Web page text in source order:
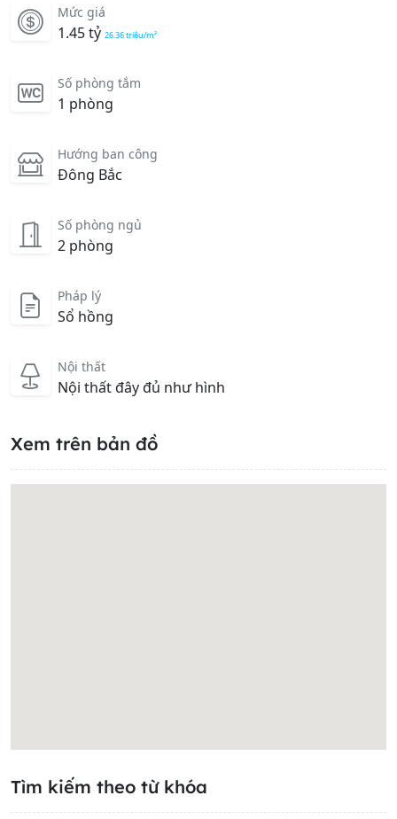
Mức giá
1.45 tỷ 26.36 triệu/m²
Số phòng tắm
1 phòng
Hướng ban công
Đông Bắc
Số phòng ngủ
2 phòng
Pháp lý
Sổ hồng
Nội thất
Nội thất đây đủ như hình
Xem trên bản đồ
Tìm kiếm theo từ khóa